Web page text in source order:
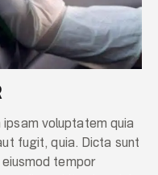
voluptatem quia
fugit, quia. Dicta sunt
tempor